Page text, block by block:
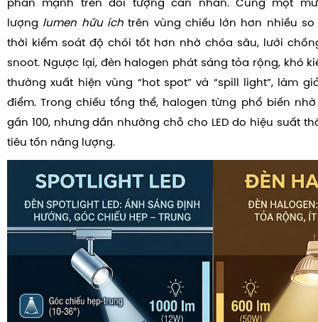
phản mạnh trên đối tượng cần nhấn. Cùng một
lượng lumen hữu íchtrên vùng chiếu lớn hơn nhiều so
thời kiểm soát độ chói tốt hơn nhờ chóa sâu, lưới
snoot. Ngược lại, đèn halogen phát sáng tỏa rộng, khó
thường xuất hiện vùng “hot spot” và “spill light”, làm
điểm. Trong chiếu tổng thể, halogen từng phổ biến nhờ
gần 100, nhưng dần nhường chỗ cho LED do hiệu suất
tiêu tốn năng lượng.